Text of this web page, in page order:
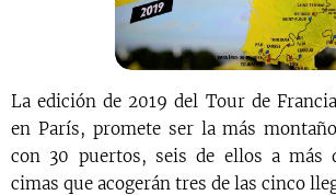
La edición de 2019 del Tour de
en París, promete ser la más
con 30 puertos, seis de ellos a más
cimas que acogerán tres de las cinco